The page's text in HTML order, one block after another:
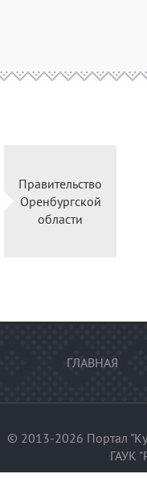
Правительство
Оренбургской
области
ГЛАВНАЯ
© 2013-2026 Портал
ГАУК